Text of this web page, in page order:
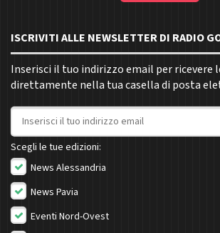
ISCRIVITI ALLE NEWSLETTER DI RADIO
Inserisci il tuo indirizzo email per ricevere
direttamente nella tua casella di posta
Indirizzo email
Scegli le tue edizioni:
News Alessandria
News Pavia
Eventi Nord-Ovest